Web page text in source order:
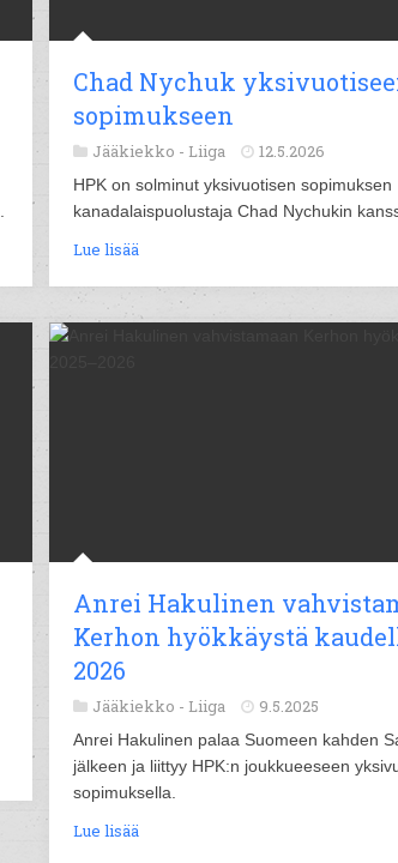
Chad Nychuk
sopimukseen
Jääkiekko - Liiga 12.5.2026
HPK on solminut yksivuotisen sopimuksen
kanadalaispuolustaja Chad Nychukin
Lue lisää
Anrei Hakulinen
Kerhon hyökkäystä
2026
Jääkiekko - Liiga 9.5.2025
Anrei Hakulinen palaa Suomeen kahden
jälkeen ja liittyy HPK:n joukkueeseen
sopimuksella.
Lue lisää